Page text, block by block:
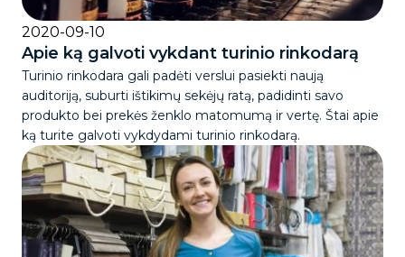
2020-09-10
Apie ką galvoti vykdant turinio rinkodarą
Turinio rinkodara gali padėti verslui pasiekti naują
auditoriją, suburti ištikimų sekėjų ratą, padidinti savo
produkto bei prekės ženklo matomumą ir vertę. Štai apie
ką turite galvoti vykdydami turinio rinkodarą.